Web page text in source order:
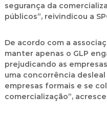
segurança da
públicos”, reivindicou a
De acordo com a
manter apenas o GLP
prejudicando as
uma concorrência
empresas formais e se
comercialização”,